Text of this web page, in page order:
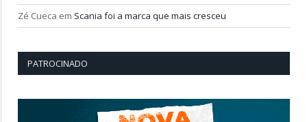
Zé Cueca em Scania foi a marca que mais cresceu
PATROCINADO